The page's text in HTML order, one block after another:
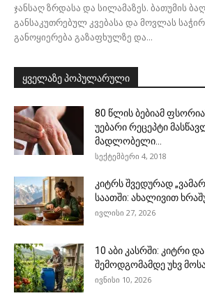
ჯანსაღ ზრდასა და სილამაზეს. ბათუმის
განსაკუთრებულ კვებასა და მოვლას
განოყიერება გაზაფხულზე და...
ყველაზე პოპულარული
80 წლის ბებიამ
უებარი რეცეპტი
მადლობელი...
სექტემბერი 4, 2018
კიტრს შვედურად
საათში: ახალივით
ივლისი 27, 2026
10 აბი კასრში: კიტრი
შემოდგომამდე უხვ
ივნისი 10, 2026